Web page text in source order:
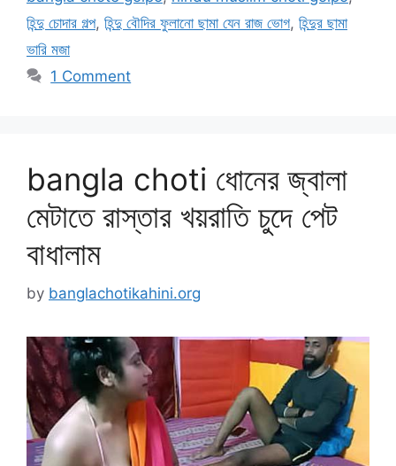
হিন্দু চোদার গল্প, হিন্দু বৌদির ফুলানো ছামা যেন রাজ ভোগ, হিন্দুর ছামা
ভারি মজা
1 Comment
bangla choti ধোনের জ্বালা
মেটাতে রাস্তার খয়রাতি চুদে পেট
বাধালাম
by banglachotikahini.org